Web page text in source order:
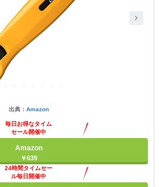
出典： Amazon
毎日お得なタイム
セール開催中
Amazon
￥639
24時間タイムセー
ル毎日開催中